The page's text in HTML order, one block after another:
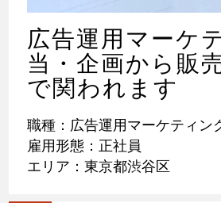
広告運用マーケ
当・企画から販
で関われます
職種：広告運用マーケティン
雇用形態：正社員
エリア：東京都渋谷区